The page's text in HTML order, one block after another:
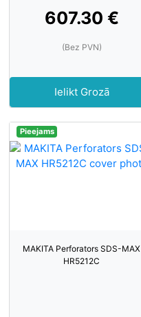
607.30 €
(Bez PVN)
Ielikt Grozā
Pieejams
MAKITA Perforators SDS-MAX
HR5212C